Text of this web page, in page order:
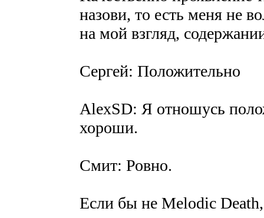
назови, то есть меня не
на мой взгляд,
Сергей: Положительно
AlexSD: Я отношусь
хороши.
Смит: Ровно.
Если бы не Melodic